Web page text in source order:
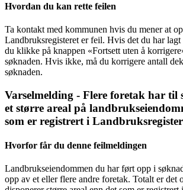
Hvordan du kan rette feilen
Ta kontakt med kommunen hvis du mener at
Landbruksregisteret er feil. Hvis det du har
du klikke på knappen «Fortsett uten å
søknaden. Hvis ikke, må du korrigere antall
søknaden.
Varselmelding - Flere foretak har til
et større areal på
som er registrert i
Hvorfor får du denne feilmeldingen
Landbrukseiendommen du har ført opp i
opp av et eller flere andre foretak. Totalt er det